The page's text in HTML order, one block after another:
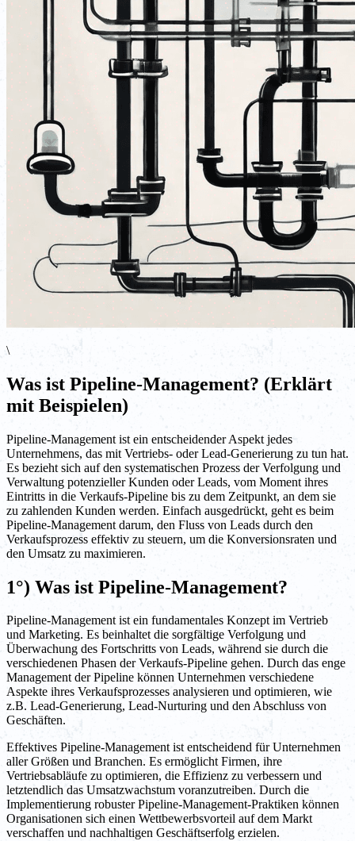
\
Was ist Pipeline-Management? (Erklärt
mit Beispielen)
Pipeline-Management ist ein entscheidender Aspekt jedes
Unternehmens, das mit Vertriebs- oder Lead-Generierung zu tun hat.
Es bezieht sich auf den systematischen Prozess der Verfolgung und
Verwaltung potenzieller Kunden oder Leads, vom Moment ihres
Eintritts in die Verkaufs-Pipeline bis zu dem Zeitpunkt, an dem sie
zu zahlenden Kunden werden. Einfach ausgedrückt, geht es beim
Pipeline-Management darum, den Fluss von Leads durch den
Verkaufsprozess effektiv zu steuern, um die Konversionsraten und
den Umsatz zu maximieren.
1°) Was ist Pipeline-Management?
Pipeline-Management ist ein fundamentales Konzept im Vertrieb
und Marketing. Es beinhaltet die sorgfältige Verfolgung und
Überwachung des Fortschritts von Leads, während sie durch die
verschiedenen Phasen der Verkaufs-Pipeline gehen. Durch das enge
Management der Pipeline können Unternehmen verschiedene
Aspekte ihres Verkaufsprozesses analysieren und optimieren, wie
z.B. Lead-Generierung, Lead-Nurturing und den Abschluss von
Geschäften.
Effektives Pipeline-Management ist entscheidend für Unternehmen
aller Größen und Branchen. Es ermöglicht Firmen, ihre
Vertriebsabläufe zu optimieren, die Effizienz zu verbessern und
letztendlich das Umsatzwachstum voranzutreiben. Durch die
Implementierung robuster Pipeline-Management-Praktiken können
Organisationen sich einen Wettbewerbsvorteil auf dem Markt
verschaffen und nachhaltigen Geschäftserfolg erzielen.